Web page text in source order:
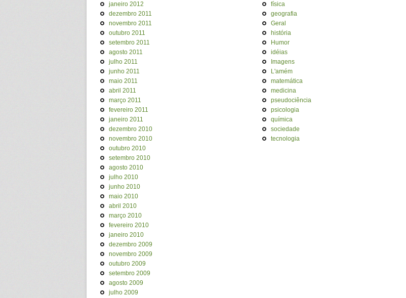
janeiro 2012
dezembro 2011
novembro 2011
outubro 2011
setembro 2011
agosto 2011
julho 2011
junho 2011
maio 2011
abril 2011
março 2011
fevereiro 2011
janeiro 2011
dezembro 2010
novembro 2010
outubro 2010
setembro 2010
agosto 2010
julho 2010
junho 2010
maio 2010
abril 2010
março 2010
fevereiro 2010
janeiro 2010
dezembro 2009
novembro 2009
outubro 2009
setembro 2009
agosto 2009
julho 2009
física
geografia
Geral
história
Humor
idéias
Imagens
L'amém
matemática
medicina
pseudociência
psicologia
química
sociedade
tecnologia